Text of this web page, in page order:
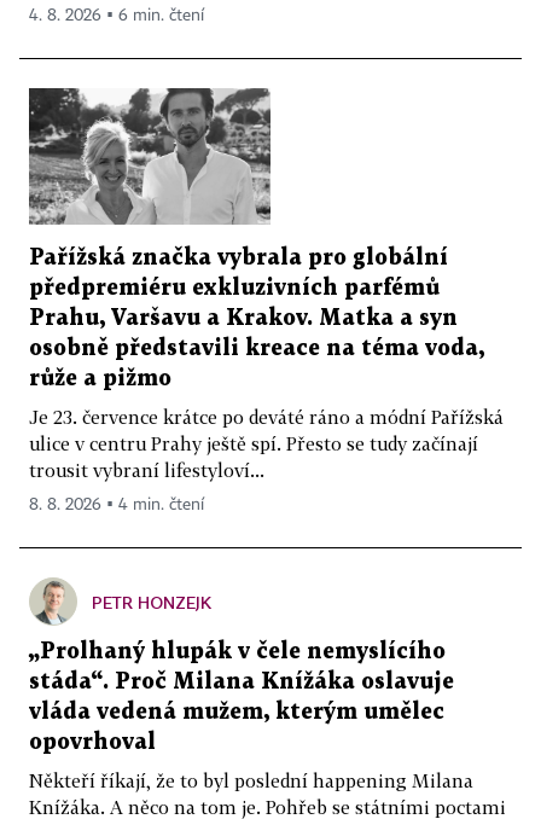
4. 8. 2026 ▪ 6 min. čtení
Pařížská značka vybrala pro globální
předpremiéru exkluzivních parfémů
Prahu, Varšavu a Krakov. Matka a syn
osobně představili kreace na téma voda,
růže a pižmo
Je 23. července krátce po deváté ráno a módní Pařížská
ulice v centru Prahy ještě spí. Přesto se tudy začínají
trousit vybraní lifestyloví...
8. 8. 2026 ▪ 4 min. čtení
PETR HONZEJK
„Prolhaný hlupák v čele nemyslícího
stáda“. Proč Milana Knížáka oslavuje
vláda vedená mužem, kterým umělec
opovrhoval
Někteří říkají, že to byl poslední happening Milana
Knížáka. A něco na tom je. Pohřeb se státními poctami